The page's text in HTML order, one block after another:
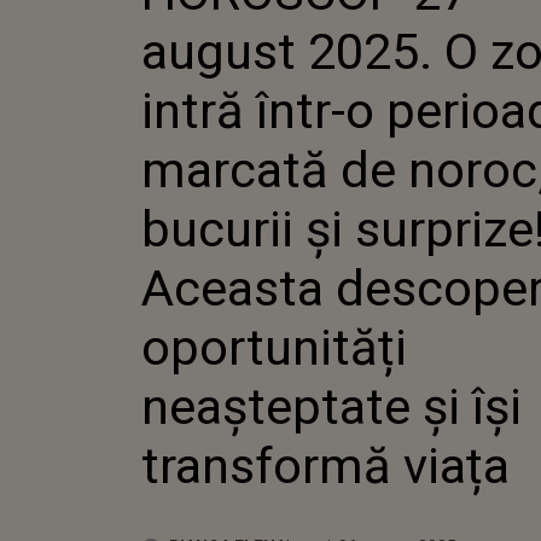
NOROC,
ȘI
ACEASTA
ÎȘI
VIAȚA
august 2025. O
intră într-o
marcată de
bucurii și surprize!
Aceasta
oportunități
neașteptate și își
transformă viața